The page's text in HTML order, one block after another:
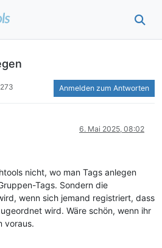
273 Anmelden zum Antworten
6. Mai 2025, 08:02
nicht, wo man Tags anlegen
Tags. Sondern die
wenn sich jemand registriert, dass
wird. Wäre schön, wenn ihr
voraus.